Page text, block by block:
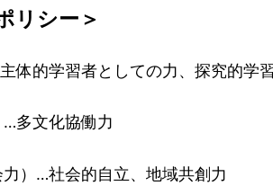
リシー＞
体的学習者としての力、探究的学
多文化協働力
）…社会的自立、地域共創力